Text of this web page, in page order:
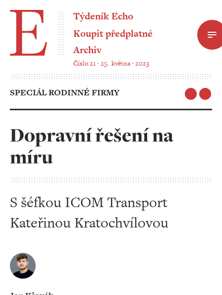
Týdeník Echo
Koupit předplatné
Archiv
Číslo 21 ‧ 25. května ‧ 2023
SPECIÁL RODINNÉ FIRMY
Dopravní řešení na
míru
S šéfkou ICOM Transport
Kateřinou Kratochvílovou